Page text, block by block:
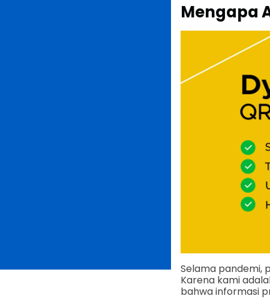
Mengapa
Selama pandemi,
Karena kami
bahwa informasi